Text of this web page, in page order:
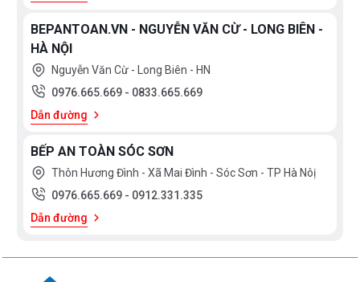
BEPANTOAN.VN - NGUYỄN VĂN CỪ - LONG BIÊN -
HÀ NỘI
Nguyễn Văn Cừ - Long Biên - HN
0976.665.669 - 0833.665.669
Dẫn đường
BẾP AN TOÀN SÓC SƠN
Thôn Hương Đình - Xã Mai Đình - Sóc Sơn - TP Hà Nôị
0976.665.669 - 0912.331.335
Dẫn đường